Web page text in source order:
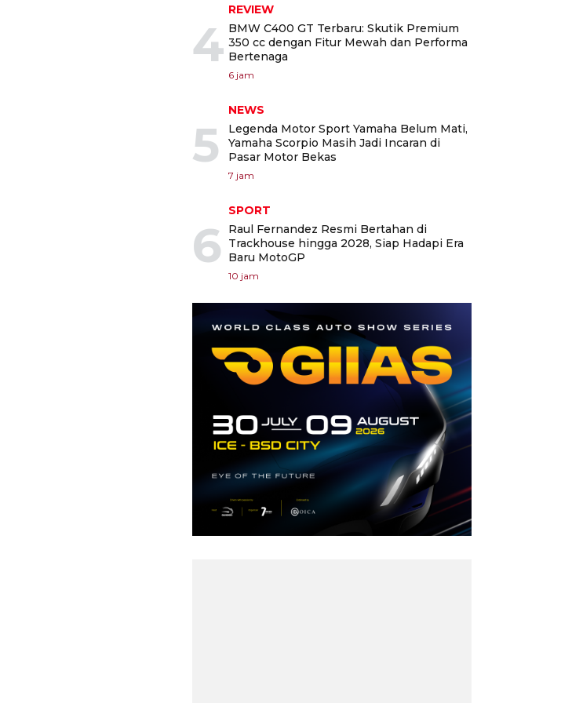
4
REVIEW
BMW C400 GT Terbaru: Skutik Premium
350 cc dengan Fitur Mewah dan Performa
Bertenaga
6 jam
5
NEWS
Legenda Motor Sport Yamaha Belum Mati,
Yamaha Scorpio Masih Jadi Incaran di
Pasar Motor Bekas
7 jam
6
SPORT
Raul Fernandez Resmi Bertahan di
Trackhouse hingga 2028, Siap Hadapi Era
Baru MotoGP
10 jam